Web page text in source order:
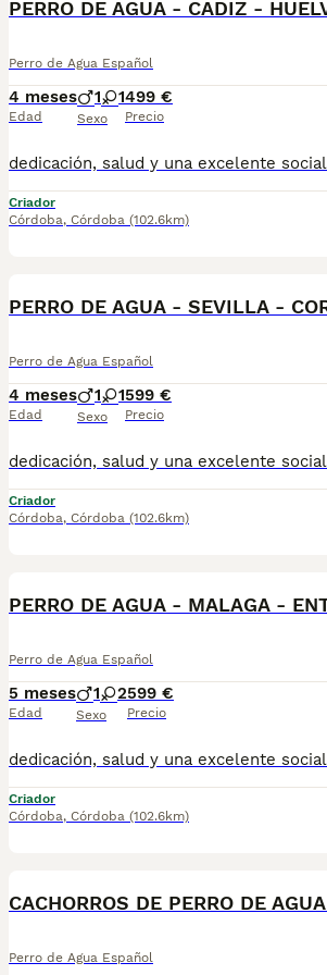
PERRO DE AGUA - CADIZ -
Perro de Agua Español
4 meses
Edad
1 1
Sexo
499 €
Precio
Criador
Córdoba, Córdoba (102.6km)
PERRO DE AGUA - SEVILLA -
Perro de Agua Español
4 meses
Edad
1 1
Sexo
599 €
Precio
Criador
Córdoba, Córdoba (102.6km)
PERRO DE AGUA - MALAGA -
Perro de Agua Español
5 meses
Edad
1 2
Sexo
599 €
Precio
Criador
Córdoba, Córdoba (102.6km)
CACHORROS DE PERRO DE
Perro de Agua Español